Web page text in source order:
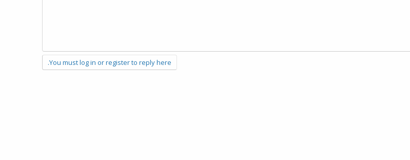
You must log in or register to reply here.